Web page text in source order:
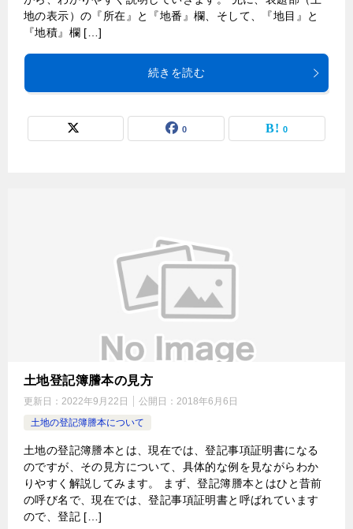
地の表示）の『所在』と『地番』欄、そして、『地目』と
『地積』欄 […]
続きを読む
0 0
土地登記簿謄本の見方
更新日： 2022年9月22日 公開日： 2018年6月6日
土地の登記簿謄本について
土地の登記簿謄本とは、現在では、登記事項証明書になる
のですが、その見方について、具体的な例を見ながらわか
りやすく解説してみます。 まず、登記簿謄本とはひと昔前
の呼び名で、現在では、登記事項証明書と呼ばれています
ので、登記 […]